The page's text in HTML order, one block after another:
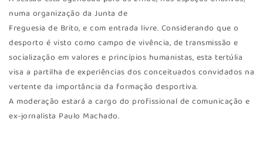
numa organização da Junta de
Freguesia de Brito, e com entrada livre. Considerando que o
desporto é visto como campo de vivência, de transmissão e
socialização em valores e princípios humanistas, esta tertúlia
visa a partilha de experiências dos conceituados convidados na
vertente da importância da formação desportiva.
A moderação estará a cargo do profissional de comunicação e
ex-jornalista Paulo Machado.